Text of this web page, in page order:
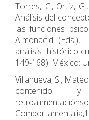
Torres, C., Ortiz,
Análisis del
las funciones
Almonacid (Eds.),
análisis histórico-
149-168). México:
Villanueva, S.,
contenido